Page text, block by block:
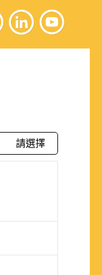
請選擇